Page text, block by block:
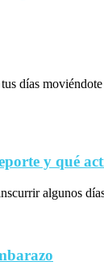
días
y qué
algunos